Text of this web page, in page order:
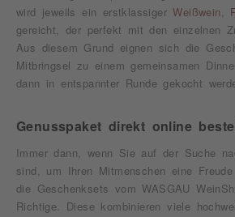
wird jeweils ein erstklassigerWeißwein
gereicht, der perfekt mit den einzelnen
Aus diesem Grund eignen sich die
Mitbringsel zu einem gemeinsamen
dann in entspannter Runde gekocht
Genusspaket direkt online
Immer dann, wenn Sie auf der Suche
sind, um Ihren Mitmenschen eine
die Geschenksets vom WASGAU
Richtige. Diese kombinieren viele